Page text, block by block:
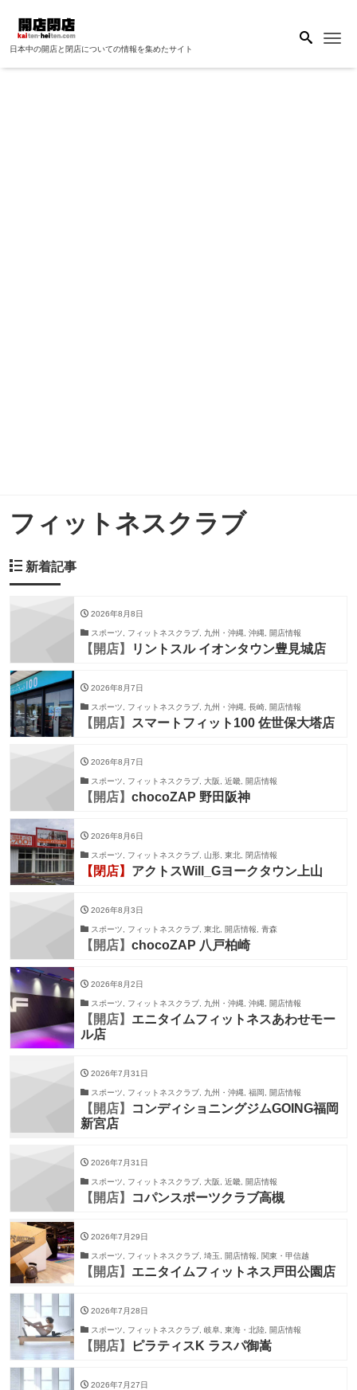
日本中の開店と閉店についての情報を集めたサイト
フィットネスクラブ
新着記事
2026年8月8日
スポーツ, フィットネスクラブ, 九州・沖縄, 沖縄, 開店情報
【開店】 リントスル イオンタウン豊見城店
2026年8月7日
スポーツ, フィットネスクラブ, 九州・沖縄, 長崎, 開店情報
【開店】 スマートフィット100 佐世保大塔店
2026年8月7日
スポーツ, フィットネスクラブ, 大阪, 近畿, 開店情報
【開店】 chocoZAP 野田阪神
2026年8月6日
スポーツ, フィットネスクラブ, 山形, 東北, 閉店情報
【閉店】 アクトスWill_Gヨークタウン上山
2026年8月3日
スポーツ, フィットネスクラブ, 東北, 開店情報, 青森
【開店】 chocoZAP 八戸柏崎
2026年8月2日
スポーツ, フィットネスクラブ, 九州・沖縄, 沖縄, 開店情報
【開店】 エニタイムフィットネスあわせモー
ル店
2026年7月31日
スポーツ, フィットネスクラブ, 九州・沖縄, 福岡, 開店情報
【開店】
コンディショニングジムGOING福岡
新宮店
2026年7月31日
スポーツ, フィットネスクラブ, 大阪, 近畿, 開店情報
【開店】 コパンスポーツクラブ高槻
2026年7月29日
スポーツ, フィットネスクラブ, 埼玉, 開店情報, 関東・甲信越
【開店】 エニタイムフィットネス戸田公園店
2026年7月28日
スポーツ, フィットネスクラブ, 岐阜, 東海・北陸, 開店情報
【開店】 ピラティスK ラスパ御嵩
2026年7月27日